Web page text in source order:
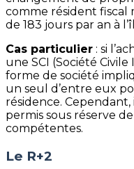
comme résident fiscal
de 183 jours par an à
Cas particulier : si
une SCI (Société
forme de société
un seul d’entre eux
résidence.
permis sous réserve
compétentes.
Le R+2